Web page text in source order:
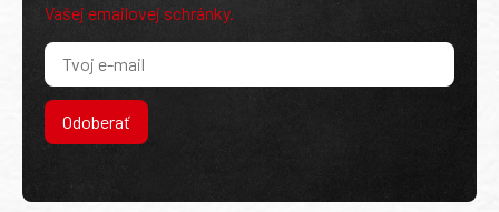
Vašej emailovej schránky.
Odoberať